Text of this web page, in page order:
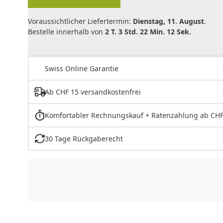
Voraussichtlicher Liefertermin: Dienstag, 11. August.
Bestelle innerhalb von 2 T. 3 Std. 22 Min. 12 Sek.
Swiss Online Garantie
Ab CHF 15 versandkostenfrei
Komfortabler Rechnungskauf + Ratenzahlung ab
30 Tage Rückgaberecht